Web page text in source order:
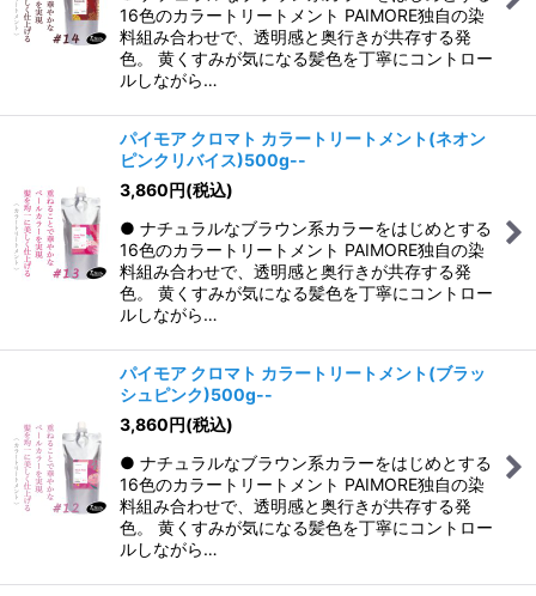
16色のカラートリートメント PAIMORE独自の染
料組み合わせで、透明感と奥行きが共存する発
色。 黄くすみが気になる髪色を丁寧にコントロー
ルしながら…
パイモア クロマト カラートリートメント(ネオン
ピンクリバイス)500g--
3,860円(税込)
● ナチュラルなブラウン系カラーをはじめとする
16色のカラートリートメント PAIMORE独自の染
料組み合わせで、透明感と奥行きが共存する発
色。 黄くすみが気になる髪色を丁寧にコントロー
ルしながら…
パイモア クロマト カラートリートメント(ブラッ
シュピンク)500g--
3,860円(税込)
● ナチュラルなブラウン系カラーをはじめとする
16色のカラートリートメント PAIMORE独自の染
料組み合わせで、透明感と奥行きが共存する発
色。 黄くすみが気になる髪色を丁寧にコントロー
ルしながら…